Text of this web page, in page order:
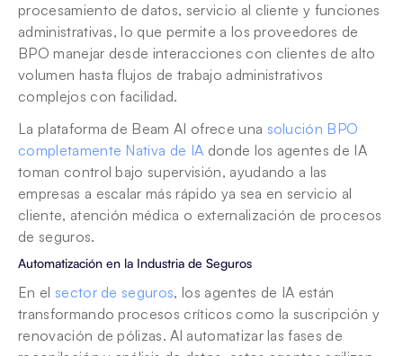
procesamiento de datos, servicio al cliente y funciones
administrativas, lo que permite a los proveedores de
BPO manejar desde interacciones con clientes de alto
volumen hasta flujos de trabajo administrativos
complejos con facilidad.
La plataforma de Beam AI ofrece una solución BPO
completamente Nativa de IA donde los agentes de IA
toman control bajo supervisión, ayudando a las
empresas a escalar más rápido ya sea en servicio al
cliente, atención médica o externalización de procesos
de seguros.
Automatización en la Industria de Seguros
En el sector de seguros, los agentes de IA están
transformando procesos críticos como la suscripción y
renovación de pólizas. Al automatizar las fases de